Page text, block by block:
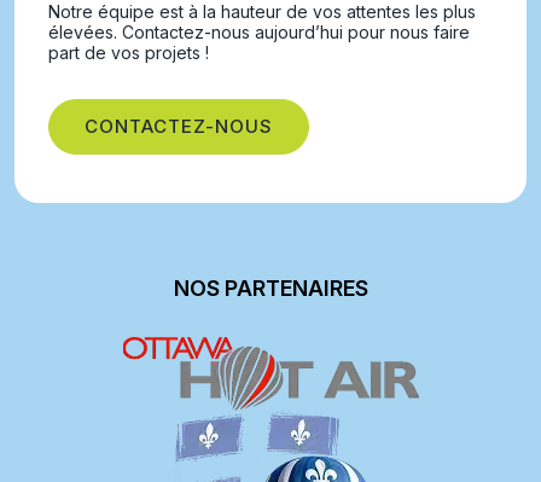
Notre équipe est à la hauteur de vos attentes les plus
élevées. Contactez-nous aujourd’hui pour nous faire
part de vos projets !
CONTACTEZ-NOUS
NOS PARTENAIRES